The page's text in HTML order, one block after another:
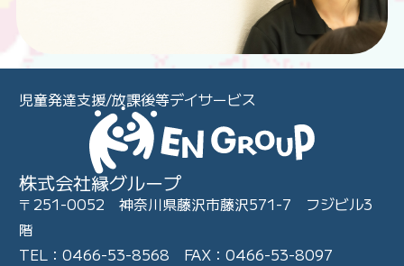
児童発達支援/放課後等デイサービス
株式会社縁グループ
〒251-0052 神奈川県藤沢市藤沢571-7 フジビル3
階
TEL：0466-53-8568 FAX：0466-53-8097